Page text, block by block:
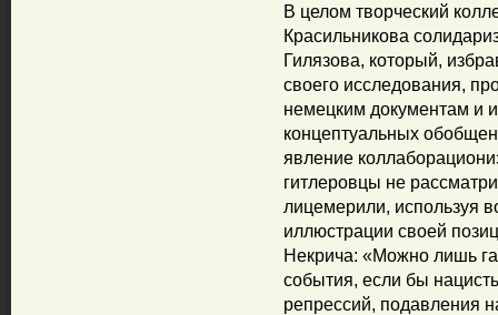
В целом творческий
Красильникова
Гилязова, который,
своего исследования,
немецким документам и
концептуальных
явление
гитлеровцы не
лицемерили, используя
иллюстрации своей
Некрича: «Можно лишь
события, если бы
репрессий, подавления